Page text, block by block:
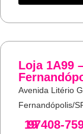
Loja 1A99
Avenida Litério
Fernandópolis/
19
97408-